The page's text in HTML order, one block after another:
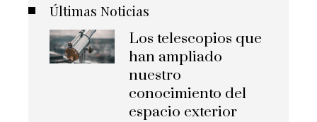
Últimas Noticias
Los telescopios que
han ampliado
nuestro
conocimiento del
espacio exterior